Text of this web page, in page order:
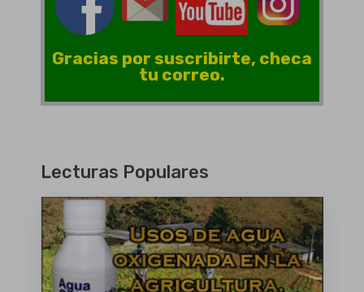
Gracias por suscribirte, checa
tu correo.
Lecturas Populares